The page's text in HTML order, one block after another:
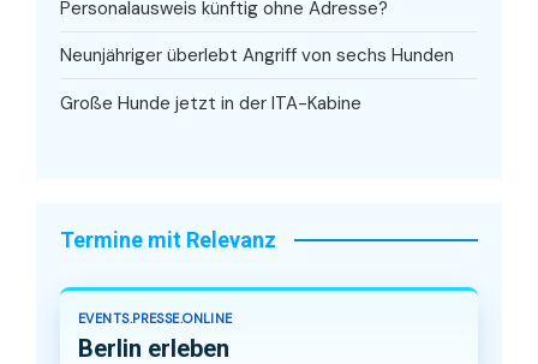
Personalausweis künftig ohne Adresse?
Neunjähriger überlebt Angriff von sechs Hunden
Große Hunde jetzt in der ITA-Kabine
Termine mit Relevanz
EVENTS.PRESSE.ONLINE
Berlin erleben